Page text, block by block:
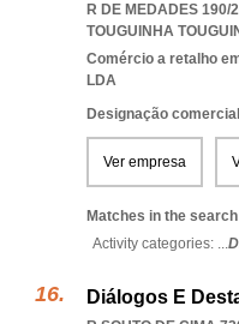
R DE MEDADES 190/
TOUGUINHA
Comércio a retalho
LDA
Designação
Ver empresa
Matches in the
Activity categories: ...
Diálogos E